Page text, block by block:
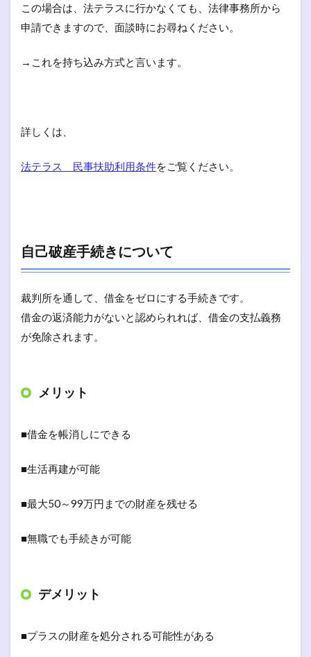
この場合は、法テラスに行かなくても、法律事務所から
申請できますので、面談時にお尋ねください。
→これを持ち込み方式と言います。
詳しくは、
法テラス 民事扶助利用条件をご覧ください。
自己破産手続きについて
裁判所を通して、借金をゼロにする手続きです。
借金の返済能力がないと認められれば、借金の支払義務
が免除されます。
メリット
■借金を帳消しにできる
■生活再建が可能
■最大50～99万円までの財産を残せる
■無職でも手続きが可能
デメリット
■プラスの財産を処分される可能性がある